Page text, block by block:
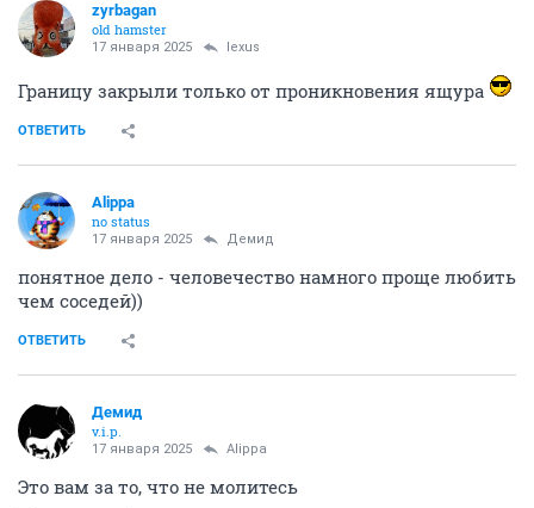
zyrbagan
old hamster
17 января 2025 lexus
Границу закрыли только от проникновения ящура
ОТВЕТИТЬ
Alippa
no status
17 января 2025 Демид
понятное дело - человечество намного проще любить
чем соседей))
ОТВЕТИТЬ
Демид
v.i.p.
17 января 2025 Alippa
Это вам за то, что не молитесь